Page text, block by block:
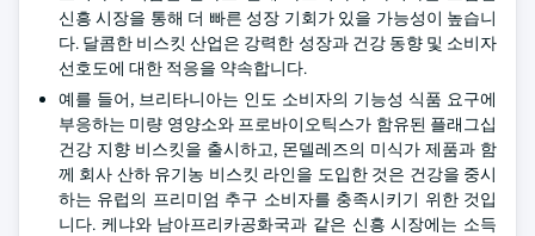
신흥 시장을 통해 더 빠른 성장 기회가 있을 가능성이 높습니
다. 달콤한 비스킷 산업은 강력한 성장과 건강 동향 및 소비자
선호도에 대한 적응을 약속합니다.
예를 들어, 브리타니아는 인도 소비자의 기능성 식품 요구에
부응하는 미량 영양소와 프로바이오틱스가 함유된 플래그십
건강 지향 비스킷을 출시하고, 몬델레즈의 미식가 제품과 함
께 회사 산하 유기농 비스킷 라인을 도입한 것은 건강을 중시
하는 유럽의 프리미엄 추구 소비자를 충족시키기 위한 것입
니다. 케냐와 남아프리카공화국과 같은 신흥 시장에는 소득